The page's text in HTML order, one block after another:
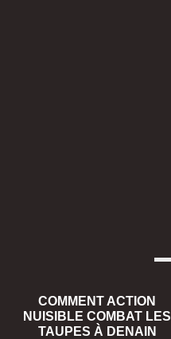
COMMENT ACTION
NUISIBLE COMBAT LES
TAUPES À DENAIN